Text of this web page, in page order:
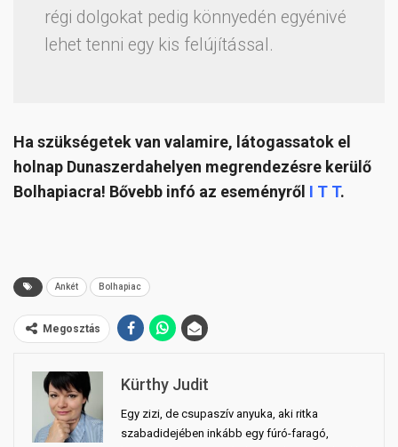
régi dolgokat pedig könnyedén egyénivé
lehet tenni egy kis felújítással.
Ha szükségetek van valamire, látogassatok el
holnap Dunaszerdahelyen megrendezésre kerülő
Bolhapiacra! Bővebb infó az eseményről I T T.
Ankét Bolhapiac
Megosztás
Kürthy Judit
Egy zizi, de csupaszív anyuka, aki ritka
szabadidejében inkább egy fúró-faragó,